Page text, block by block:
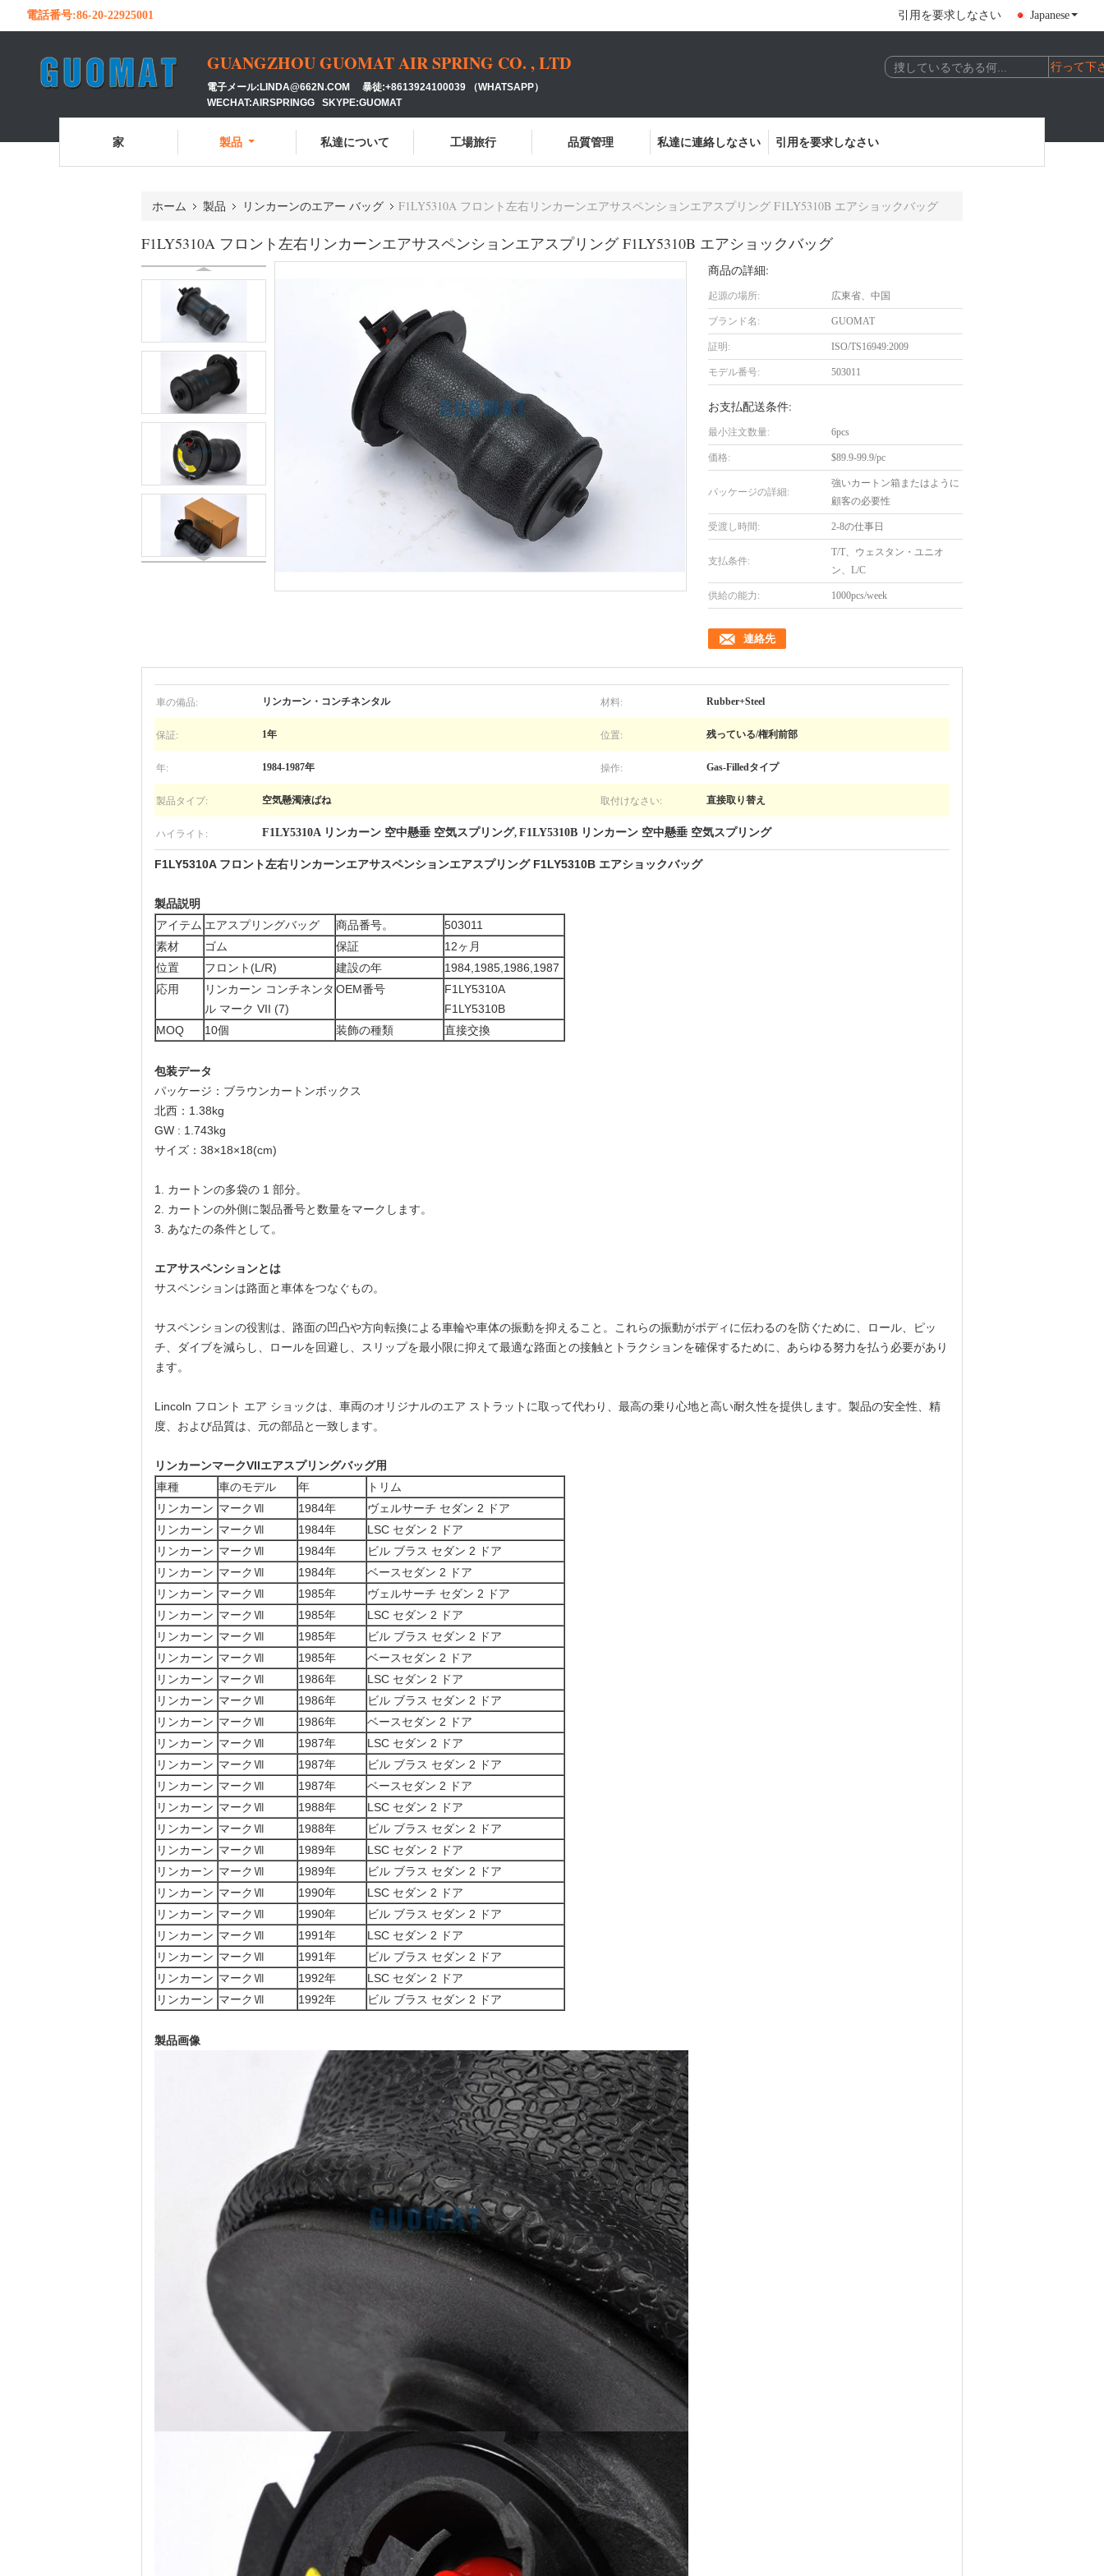
電話番号:86-20-22925001 引用を要求しなさい Japanese
GUANGZHOU GUOMAT AIR SPRING CO. , LTD
電子メール:LINDA@662N.COM 暴徒:+8613924100039 （WHATSAPP）
WECHAT:AIRSPRINGG SKYPE:GUOMAT
家 製品 私達について 工場旅行 品質管理 私達に連絡しなさい 引用を要求しなさい
ホーム 製品 リンカーンのエアー バッグ F1LY5310A フロント左右リンカーンエアサスペンションエアスプリング F1LY5310B エアショックバッグ
F1LY5310A フロント左右リンカーンエアサスペンションエアスプリング F1LY5310B エアショックバッグ
商品の詳細:
起源の場所: 広東省、中国
ブランド名: GUOMAT
証明: ISO/TS16949:2009
モデル番号: 503011
お支払配送条件:
最小注文数量: 6pcs
価格: $89.9-99.9/pc
パッケージの詳細:
強いカートン箱またはように
顧客の必要性
受渡し時間: 2-8の仕事日
支払条件:
T/T、ウェスタン・ユニオ
ン、L/C
供給の能力: 1000pcs/week
連絡先
車の備品: リンカーン・コンチネンタル 材料: Rubber+Steel
保証: 1年 位置: 残っている/権利前部
年: 1984-1987年 操作: Gas-Filledタイプ
製品タイプ: 空気懸濁液ばね 取付けなさい: 直接取り替え
ハイライト: F1LY5310A リンカーン 空中懸垂 空気スプリング, F1LY5310B リンカーン 空中懸垂 空気スプリング
F1LY5310A フロント左右リンカーンエアサスペンションエアスプリング F1LY5310B エアショックバッグ
製品説明
アイテム エアスプリングバッグ 商品番号。
503011
素材
ゴム 保証
12ヶ月
位置
フロント(L/R) 建設の年
1984,1985,1986,1987
応用
リンカーン コンチネンタ
ル マーク VII (7)
OEM番号
F1LY5310A
F1LY5310B
MOQ
10個 装飾の種類 直接交換
包装データ
パッケージ：ブラウンカートンボックス
北西：1.38kg
GW : 1.743kg
サイズ：38×18×18(cm)
1. カートンの多袋の 1 部分。
2. カートンの外側に製品番号と数量をマークします。
3. あなたの条件として。
エアサスペンションとは
サスペンションは路面と車体をつなぐもの。
サスペンションの役割は、路面の凹凸や方向転換による車輪や車体の振動を抑えること。これらの振動がボディに伝わるのを防ぐために、ロール、ピッ
チ、ダイブを減らし、ロールを回避し、スリップを最小限に抑えて最適な路面との接触とトラクションを確保するために、あらゆる努力を払う必要があり
ます。
Lincoln フロント エア ショックは、車両のオリジナルのエア ストラットに取って代わり、最高の乗り心地と高い耐久性を提供します。製品の安全性、精
度、および品質は、元の部品と一致します。
リンカーンマークVIIエアスプリングバッグ用
車種
車のモデル 年
トリム
リンカーン マークⅦ 1984年
ヴェルサーチ セダン 2 ドア
リンカーン マークⅦ 1984年
LSC セダン 2 ドア
リンカーン マークⅦ 1984年
ビル ブラス セダン 2 ドア
リンカーン マークⅦ 1984年
ベースセダン 2 ドア
リンカーン マークⅦ 1985年
ヴェルサーチ セダン 2 ドア
リンカーン マークⅦ 1985年
LSC セダン 2 ドア
リンカーン マークⅦ 1985年
ビル ブラス セダン 2 ドア
リンカーン マークⅦ 1985年
ベースセダン 2 ドア
リンカーン マークⅦ 1986年
LSC セダン 2 ドア
リンカーン マークⅦ 1986年
ビル ブラス セダン 2 ドア
リンカーン マークⅦ 1986年
ベースセダン 2 ドア
リンカーン マークⅦ 1987年
LSC セダン 2 ドア
リンカーン マークⅦ 1987年
ビル ブラス セダン 2 ドア
リンカーン マークⅦ 1987年
ベースセダン 2 ドア
リンカーン マークⅦ 1988年
LSC セダン 2 ドア
リンカーン マークⅦ 1988年
ビル ブラス セダン 2 ドア
リンカーン マークⅦ 1989年
LSC セダン 2 ドア
リンカーン マークⅦ 1989年
ビル ブラス セダン 2 ドア
リンカーン マークⅦ 1990年
LSC セダン 2 ドア
リンカーン マークⅦ 1990年
ビル ブラス セダン 2 ドア
リンカーン マークⅦ 1991年
LSC セダン 2 ドア
リンカーン マークⅦ 1991年
ビル ブラス セダン 2 ドア
リンカーン マークⅦ 1992年
LSC セダン 2 ドア
リンカーン マークⅦ 1992年 ビル ブラス セダン 2 ドア
製品画像